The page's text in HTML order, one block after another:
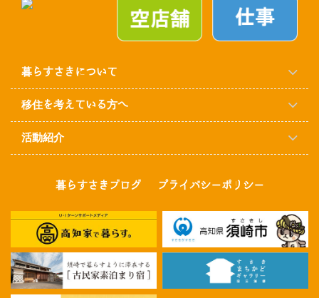
暮らすさきについて
移住を考えている方へ
活動紹介
暮らすさきブログ プライバシーポリシー